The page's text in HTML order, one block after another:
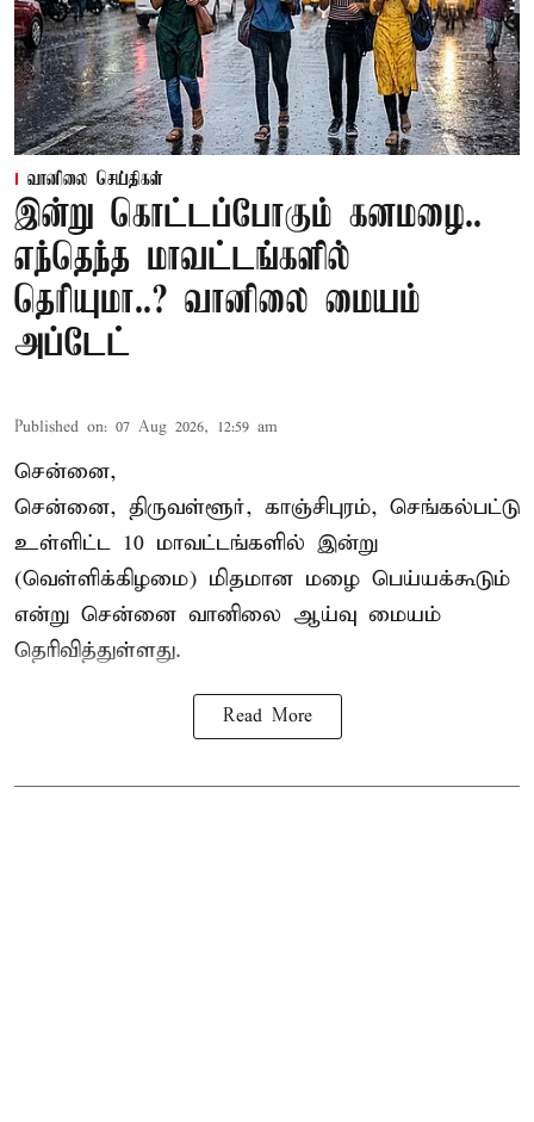
வானிலை செய்திகள்
இன்று கொட்டப்போகும் கனமழை..
எந்தெந்த மாவட்டங்களில்
தெரியுமா..? வானிலை மையம்
அப்டேட்
Published on: 07 Aug 2026, 12:59 am
சென்னை,
சென்னை, திருவள்ளூர், காஞ்சிபுரம், செங்கல்பட்டு
உள்ளிட்ட 10 மாவட்டங்களில் இன்று
(வெள்ளிக்கிழமை) மிதமான மழை பெய்யக்கூடும்
என்று சென்னை வானிலை ஆய்வு மையம்
தெரிவித்துள்ளது.
Read More